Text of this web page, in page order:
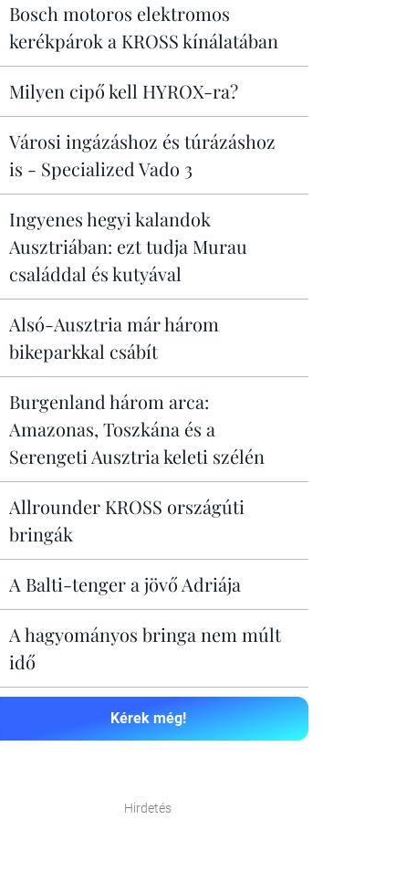
Bosch motoros elektromos
kerékpárok a KROSS kínálatában
Milyen cipő kell HYROX-ra?
Városi ingázáshoz és túrázáshoz
is - Specialized Vado 3
Ingyenes hegyi kalandok
Ausztriában: ezt tudja Murau
családdal és kutyával
Alsó-Ausztria már három
bikeparkkal csábít
Burgenland három arca:
Amazonas, Toszkána és a
Serengeti Ausztria keleti szélén
Allrounder KROSS országúti
bringák
A Balti-tenger a jövő Adriája
A hagyományos bringa nem múlt
idő
Kérek még!
Hirdetés